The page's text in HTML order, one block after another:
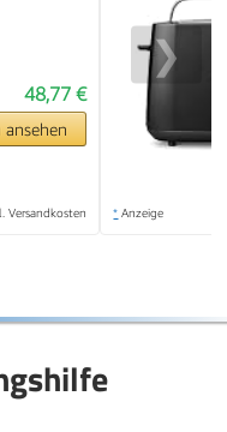
48,77 €
ansehen
Versandkosten * Anzeige
❯